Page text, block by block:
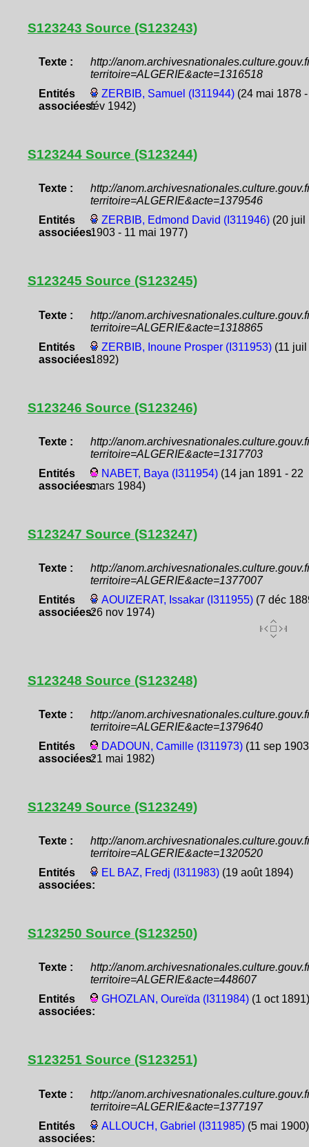
S123243 Source (S123243)
Texte :
http://
territoire=ALGERIE&acte=1316518
Entités
associées:
ZERBIB, Samuel (I311944)(24 mai 1878 -
fév 1942)
S123244 Source (S123244)
Texte :
http://
territoire=ALGERIE&acte=1379546
Entités
associées:
ZERBIB, Edmond David (I311946)(20 juil
1903 - 11 mai 1977)
S123245 Source (S123245)
Texte :
http://
territoire=ALGERIE&acte=1318865
Entités
associées:
ZERBIB, Inoune Prosper (I311953)(11 juil
1892)
S123246 Source (S123246)
Texte :
http://
territoire=ALGERIE&acte=1317703
Entités
associées:
NABET, Baya (I311954)(14 jan 1891 - 22
mars 1984)
S123247 Source (S123247)
Texte :
http://
territoire=ALGERIE&acte=1377007
Entités
associées:
AOUIZERAT, Issakar (I311955)(7 déc
26 nov 1974)
S123248 Source (S123248)
Texte :
http://
territoire=ALGERIE&acte=1379640
Entités
associées:
DADOUN, Camille (I311973)(11 sep
21 mai 1982)
S123249 Source (S123249)
Texte :
http://
territoire=ALGERIE&acte=1320520
Entités
associées:
EL BAZ, Fredj (I311983)(19 août 1894)
S123250 Source (S123250)
Texte :
http://
territoire=ALGERIE&acte=448607
Entités
associées:
GHOZLAN, Oureïda (I311984)(1 oct 1891)
S123251 Source (S123251)
Texte :
http://
territoire=ALGERIE&acte=1377197
Entités
associées:
ALLOUCH, Gabriel (I311985)(5 mai 1900)